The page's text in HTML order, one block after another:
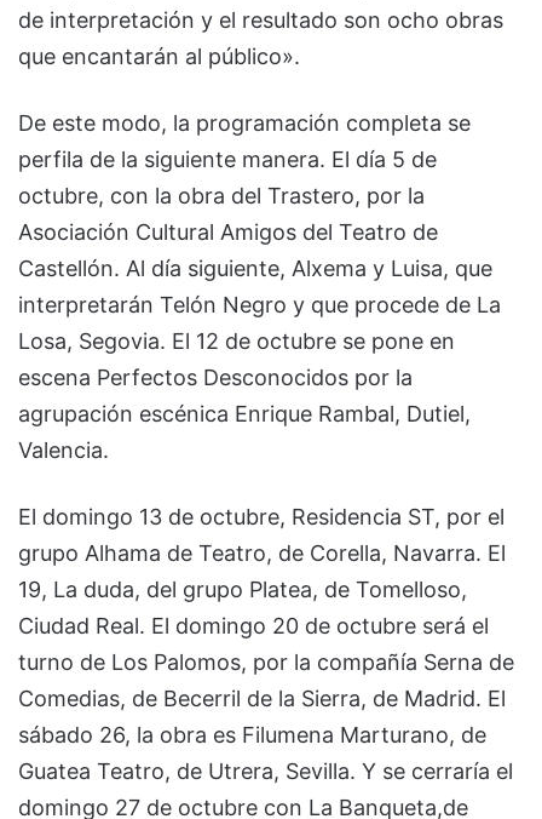
de interpretación y el resultado son ocho obras
que encantarán al público».
De este modo, la programación completa se
perfila de la siguiente manera. El día 5 de
octubre, con la obra del Trastero, por la
Asociación Cultural Amigos del Teatro de
Castellón. Al día siguiente, Alxema y Luisa, que
interpretarán Telón Negro y que procede de La
Losa, Segovia. El 12 de octubre se pone en
escena Perfectos Desconocidos por la
agrupación escénica Enrique Rambal, Dutiel,
Valencia.
El domingo 13 de octubre, Residencia ST, por el
grupo Alhama de Teatro, de Corella, Navarra. El
19, La duda, del grupo Platea, de Tomelloso,
Ciudad Real. El domingo 20 de octubre será el
turno de Los Palomos, por la compañía Serna de
Comedias, de Becerril de la Sierra, de Madrid. El
sábado 26, la obra es Filumena Marturano, de
Guatea Teatro, de Utrera, Sevilla. Y se cerraría el
domingo 27 de octubre con La Banqueta,de